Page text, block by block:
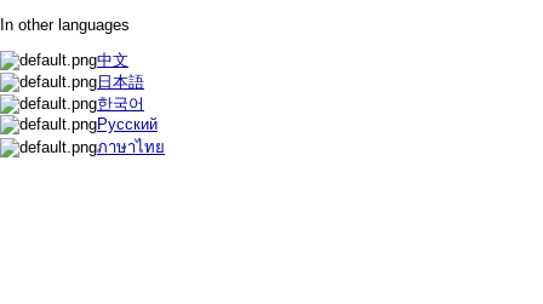
In other languages
中文
日本語
한국어
Русский
ภาษาไทย